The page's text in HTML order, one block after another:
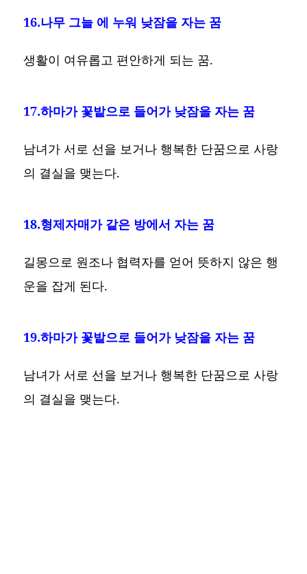
16.나무 그늘 에 누워 낮잠을 자는 꿈
생활이 여유롭고 편안하게 되는 꿈.
17.하마가 꽃밭으로 들어가 낮잠을 자는 꿈
남녀가 서로 선을 보거나 행복한 단꿈으로 사랑
의 결실을 맺는다.
18.형제자매가 같은 방에서 자는 꿈
길몽으로 원조나 협력자를 얻어 뜻하지 않은 행
운을 잡게 된다.
19.하마가 꽃밭으로 들어가 낮잠을 자는 꿈
남녀가 서로 선을 보거나 행복한 단꿈으로 사랑
의 결실을 맺는다.